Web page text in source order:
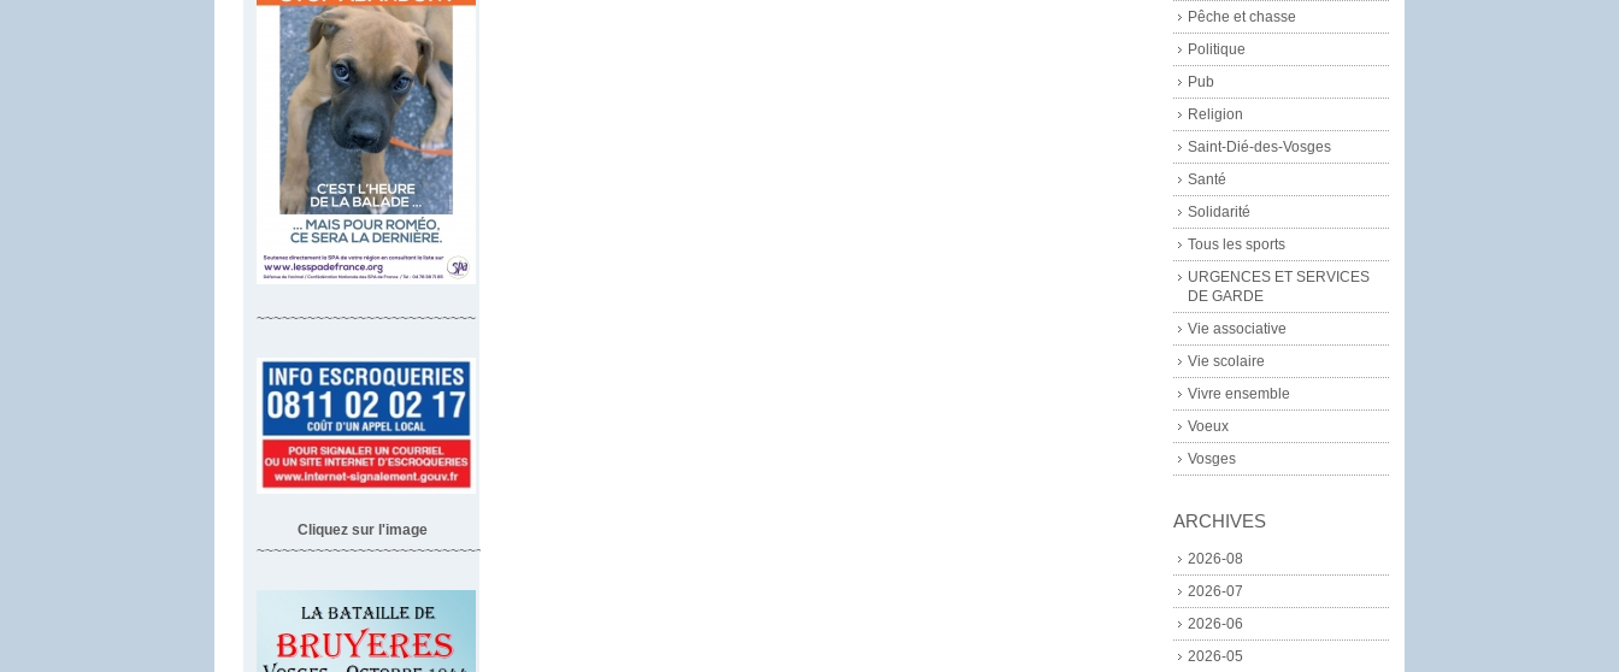
~~~~~~~~~~~~~~~~~~~~~~~~~~
Cliquez sur l'image
~~~~~~~~~~~~~~~~~~~~~~~~~~~~~~~~~~~~
Pêche et chasse
Politique
Pub
Religion
Saint-Dié-des-Vosges
Santé
Solidarité
Tous les sports
URGENCES ET SERVICES
DE GARDE
Vie associative
Vie scolaire
Vivre ensemble
Voeux
Vosges
ARCHIVES
2026-08
2026-07
2026-06
2026-05